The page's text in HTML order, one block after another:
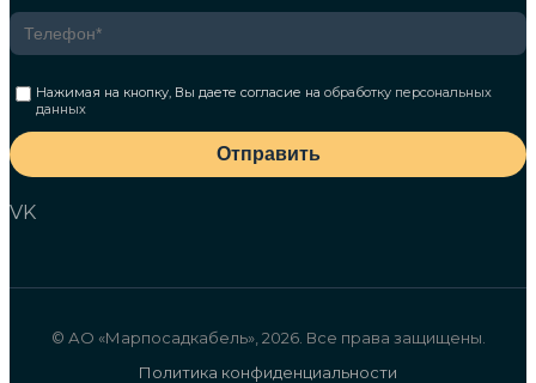
Нажимая на кнопку, Вы даете согласие наобработку персональных
данных
Отправить
VK
© АО «Марпосадкабель», 2026. Все права защищены.
Политика конфиденциальности